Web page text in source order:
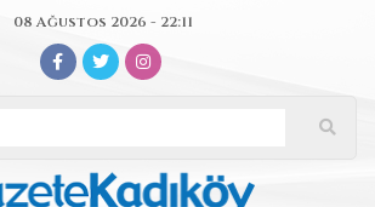
08 Ağustos 2026 - 22:11